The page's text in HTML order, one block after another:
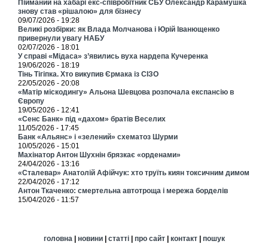
Пійманий на хабарі екс-співробітник СБУ Олександр Карамушка
знову став «рішалою» для бізнесу
09/07/2026 - 19:28
Великі розбірки: як Влада Молчанова і Юрій Іванющенко
привернули увагу НАБУ
02/07/2026 - 18:01
У справі «Мідаса» з’явились вуха нардепа Кучеренка
19/06/2026 - 18:19
Тінь Тігіпка. Хто викупив Єрмака із СІЗО
22/05/2026 - 20:08
«Матір міскодингу» Альона Шевцова розпочала експансію в
Європу
19/05/2026 - 12:41
«Сенс Банк» під «дахом» братів Веселих
11/05/2026 - 17:45
Банк «Альянс» і «зелений» схематоз Шурми
10/05/2026 - 15:01
Махінатор Антон Шухнін брязкає «орденами»
24/04/2026 - 13:16
«Сталевар» Анатолій Афійчук: хто труїть киян токсичним димом
22/04/2026 - 17:12
Антон Ткаченко: смертельна автотроща і мережа борделів
15/04/2026 - 11:57
головна| новини| статті| про сайт| контакт| пошук